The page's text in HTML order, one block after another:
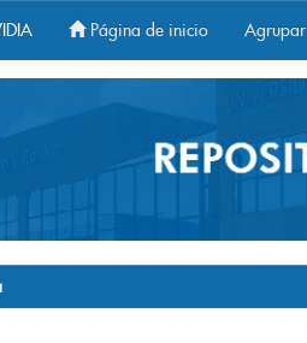
Página de inicio Agrupar